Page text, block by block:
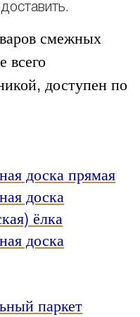
смежных
всего
доступен по
доска прямая
доска
ёлка
доска
паркет